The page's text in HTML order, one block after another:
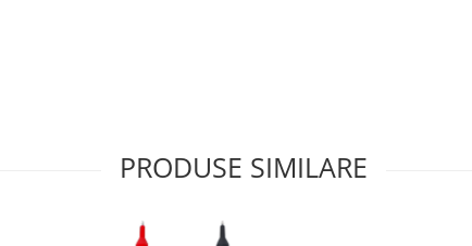
PRODUSE SIMILARE